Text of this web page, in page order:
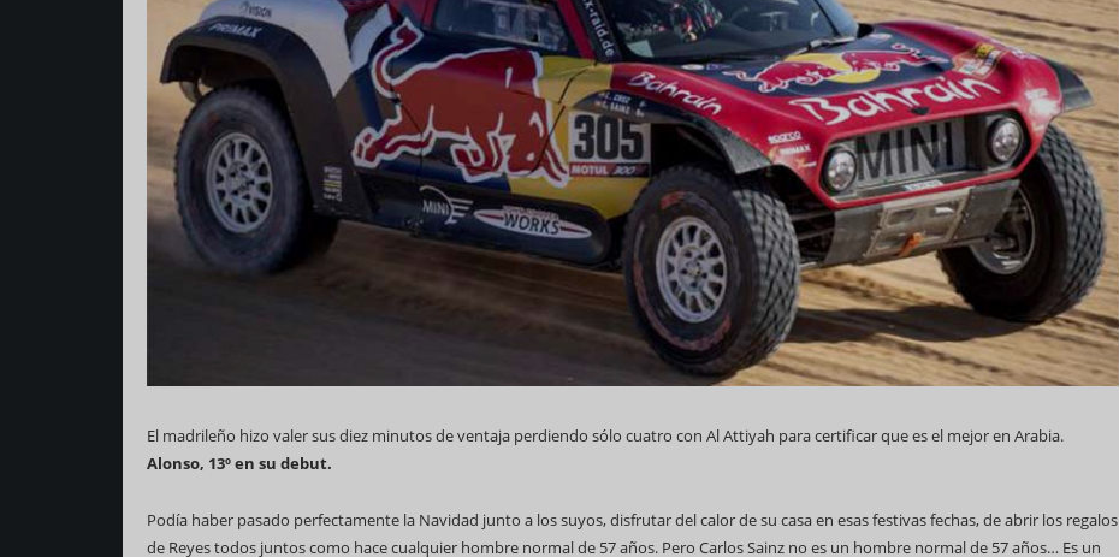
El madrileño hizo valer sus diez minutos de ventaja perdiendo sólo cuatro con Al Attiyah para certificar que es el mejor en Arabia.
Alonso, 13º en su debut.
Podía haber pasado perfectamente la Navidad junto a los suyos, disfrutar del calor de su casa en esas festivas fechas, de abrir los regalos
de Reyes todos juntos como hace cualquier hombre normal de 57 años. Pero Carlos Sainz no es un hombre normal de 57 años… Es un
69 Campeonato Mundial WCC